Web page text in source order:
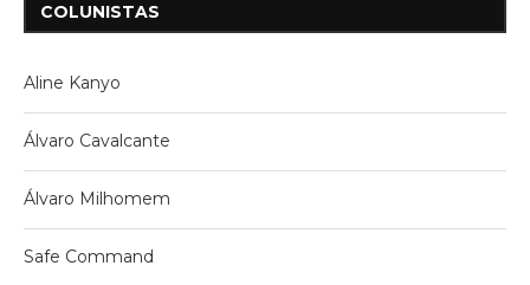
COLUNISTAS
Aline Kanyo
Álvaro Cavalcante
Álvaro Milhomem
Safe Command